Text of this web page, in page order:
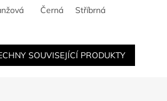
Černá Stříbrná
Černá Stříbrná
SOUVISEJÍCÍ PRODUKTY